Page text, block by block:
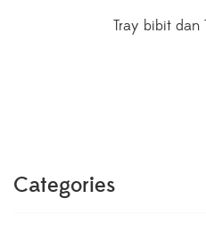
Tray bibit dan
Categories